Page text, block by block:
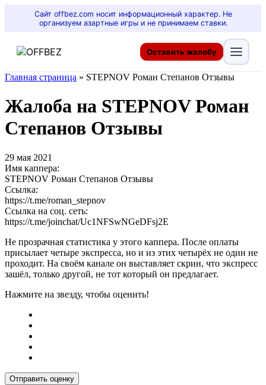
Сайт offbez.com носит информационный характер. Не
организуем азартные игры и не принимаем ставки.
Оставить жалобу
Главная страница » STEPNOV Роман Степанов Отзывы
Жалоба на STEPNOV Роман
Степанов Отзывы
29 мая 2021
Имя каппера:
STEPNOV Роман Степанов Отзывы
Ссылка:
https://t.me/roman_stepnov
Ссылка на соц. сеть:
https://t.me/joinchat/Uc1NFSwNGeDFsj2E
Не прозрачная статистика у этого каппера. После оплаты
присылает четыре экспресса, но и из этих четырёх не один не
проходит. На своём канале он выставляет скрин, что экспресс
зашёл, только другой, не тот который он предлагает.
Нажмите на звезду, чтобы оценить!
Отправить оценку